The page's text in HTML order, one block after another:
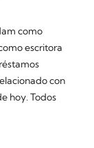
como
escritora
con
hoy. Todos